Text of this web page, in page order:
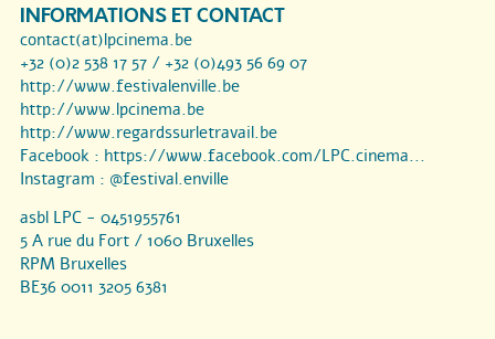
INFORMATIONS ET CONTACT
contact(at)lpcinema.be
+32 (0)2 538 17 57 / +32 (0)493 56 69 07
http://www.festivalenville.be
http://www.lpcinema.be
http://www.regardssurletravail.be
Facebook : https://www.facebook.com/LPC.cinema...
Instagram : @festival.enville
asbl LPC - 0451955761
5 A rue du Fort / 1060 Bruxelles
RPM Bruxelles
BE36 0011 3205 6381